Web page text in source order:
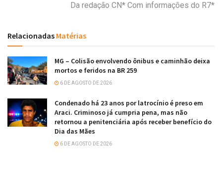
Da redação CN* Com informações do R7*
Relacionadas Matérias
MG – Colisão envolvendo ônibus e caminhão deixa
mortos e feridos na BR 259
6 DE AGOSTO DE 2026
Condenado há 23 anos por latrocínio é preso em
Araci. Criminoso já cumpria pena, mas não
retornou a penitenciária após receber benefício do
Dia das Mães
6 DE AGOSTO DE 2026